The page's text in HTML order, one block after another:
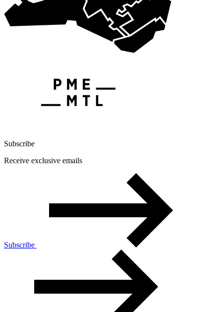
Subscribe
Receive exclusive emails
Subscribe